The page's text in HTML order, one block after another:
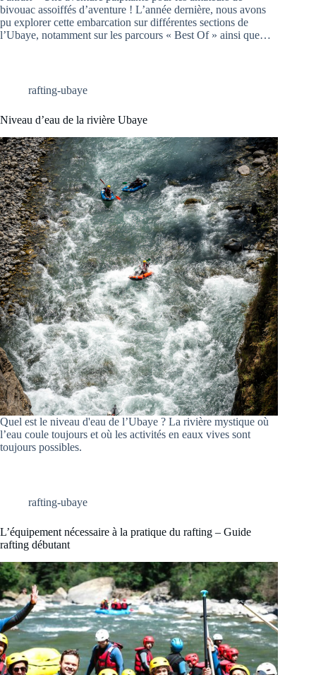
bivouac assoiffés d’aventure ! L’année dernière, nous avons
pu explorer cette embarcation sur différentes sections de
l’Ubaye, notamment sur les parcours « Best Of » ainsi que…
rafting-ubaye
Niveau d’eau de la rivière Ubaye
Quel est le niveau d'eau de l’Ubaye ? La rivière mystique où
l’eau coule toujours et où les activités en eaux vives sont
toujours possibles.
rafting-ubaye
L’équipement nécessaire à la pratique du rafting – Guide
rafting débutant